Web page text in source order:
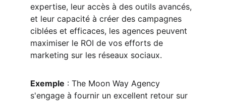
expertise, leur accès à des outils avancés,
et leur capacité à créer des campagnes
ciblées et efficaces, les agences peuvent
maximiser le ROI de vos efforts de
marketing sur les réseaux sociaux.
Exemple : The Moon Way Agency
s'engage à fournir un excellent retour sur